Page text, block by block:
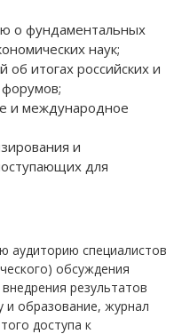
о фундаментальных
наук;
итогах российских и
и международное
и
для
аудиторию специалистов
обсуждения
результатов
и образование, журнал
доступа к